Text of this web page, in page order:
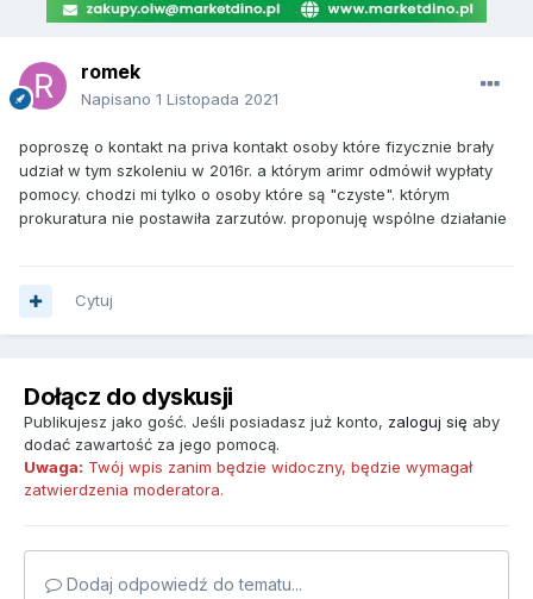
romek
Napisano 1 Listopada 2021
poproszę o kontakt na priva kontakt osoby które fizycznie brały
udział w tym szkoleniu w 2016r. a którym arimr odmówił wypłaty
pomocy. chodzi mi tylko o osoby które są "czyste". którym
prokuratura nie postawiła zarzutów. proponuję wspólne działanie
Cytuj
Dołącz do dyskusji
Publikujesz jako gość. Jeśli posiadasz już konto, zaloguj się aby
dodać zawartość za jego pomocą.
Uwaga: Twój wpis zanim będzie widoczny, będzie wymagał
zatwierdzenia moderatora.
Dodaj odpowiedź do tematu...